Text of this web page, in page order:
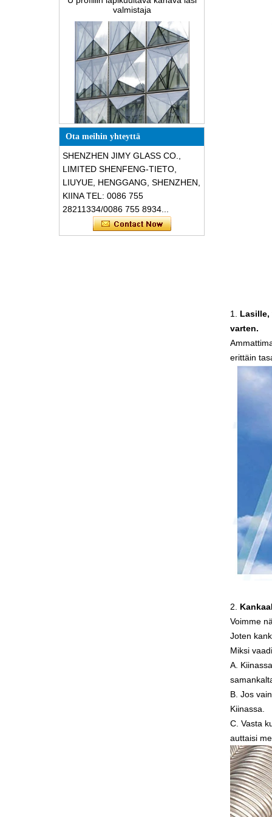
Erikoisrakenteiset
kolmionmuotoiset rakenteelliset
äänieristykset särkymätön lasi-
Ota meihin yhteyttä
SHENZHEN JIMY GLASS CO.,
LIMITED SHENFENG-TIETO,
LIUYUE, HENGGANG, SHENZHEN,
KIINA TEL: 0086 755
28211334/0086 755 8934...
1.
Lasille,
varten.
erittäin
2.
Voimme
Joten
Miksi
A.
B. Jos
Kiinassa.
C. Vasta
auttaisi